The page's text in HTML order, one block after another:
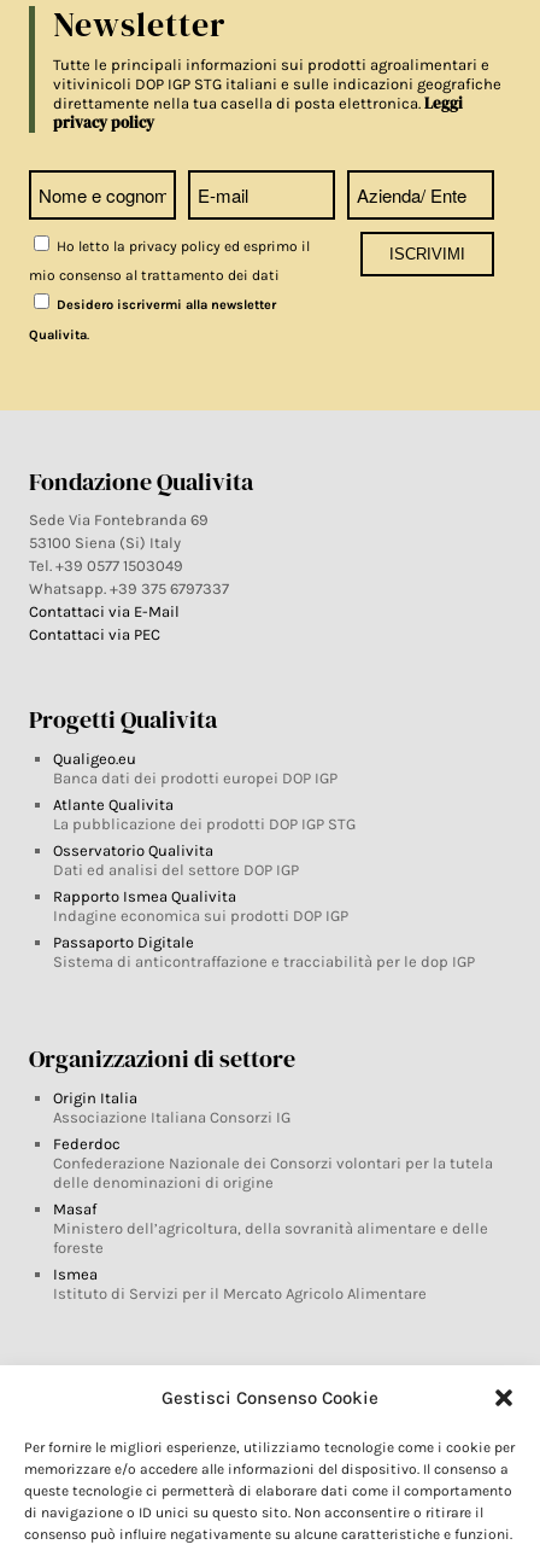
Gestisci Consenso Cookie
Per fornire le migliori esperienze, utilizziamo tecnologie come i cookie per
memorizzare e/o accedere alle informazioni del dispositivo. Il consenso a
queste tecnologie ci permetterà di elaborare dati come il comportamento
di navigazione o ID unici su questo sito. Non acconsentire o ritirare il
consenso può influire negativamente su alcune caratteristiche e funzioni.
Newsletter
Tutte le principali informazioni sui prodotti agroalimentari e
vitivinicoli DOP IGP STG italiani e sulle indicazioni geografiche
direttamente nella tua casella di posta elettronica.Leggi
privacy policy
Ho letto la privacy policy ed esprimo il
mio consenso al trattamento dei dati
Desidero iscrivermi alla newsletter
Qualivita.
Fondazione Qualivita
Sede Via Fontebranda 69
53100 Siena (Si) Italy
Tel. +39 0577 1503049
Whatsapp. +39 375 6797337
Contattaci via E-Mail
Contattaci via PEC
Progetti Qualivita
Qualigeo.eu
Banca dati dei prodotti europei DOP IGP
Atlante Qualivita
La pubblicazione dei prodotti DOP IGP STG
Osservatorio Qualivita
Dati ed analisi del settore DOP IGP
Rapporto Ismea Qualivita
Indagine economica sui prodotti DOP IGP
Passaporto Digitale
Sistema di anticontraffazione e tracciabilità per le dop IGP
Organizzazioni di settore
Origin Italia
Associazione Italiana Consorzi IG
Federdoc
Confederazione Nazionale dei Consorzi volontari per la tutela
delle denominazioni di origine
Masaf
Ministero dell’agricoltura, della sovranità alimentare e delle
foreste
Ismea
Istituto di Servizi per il Mercato Agricolo Alimentare
Glossario DOP IGP
Marchi DOP IGP
Normativa prodotti DOP IGP
Consorzi di Tutela
Farm To Fork e prodotti DOP IGP